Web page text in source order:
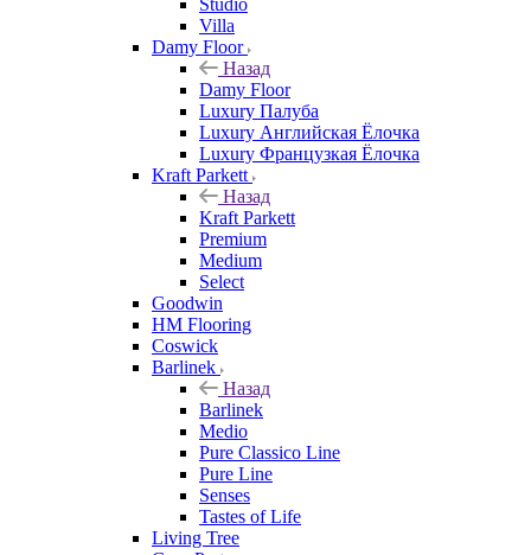
Studio
Villa
Damy Floor
Назад
Damy Floor
Luxury Палуба
Luxury Английская Ёлочка
Luxury Французкая Ёлочка
Kraft Parkett
Назад
Kraft Parkett
Premium
Medium
Select
Goodwin
HM Flooring
Coswick
Barlinek
Назад
Barlinek
Medio
Pure Classico Line
Pure Line
Senses
Tastes of Life
Living Tree